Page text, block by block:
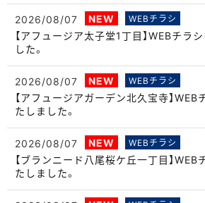
2026/08/07 NEW WEBチラシ
【アフュージア太子堂1丁目】WEBチラ
した。
2026/08/07 NEW WEBチラシ
【アフュージアガーデン北久宝寺】
たしました。
2026/08/07 NEW WEBチラシ
【ブランニード八尾桜ケ丘一丁目】
たしました。